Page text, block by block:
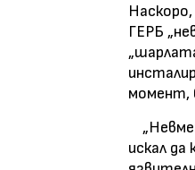
ГЕРБ
момент,
искал